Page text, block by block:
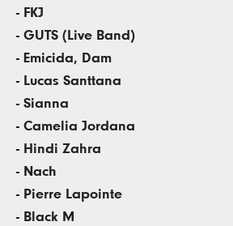
- FKJ
- GUTS (Live Band)
- Emicida, Dam
- Lucas Santtana
- Sianna
- Camelia Jordana
- Hindi Zahra
- Nach
- Pierre Lapointe
- Black M